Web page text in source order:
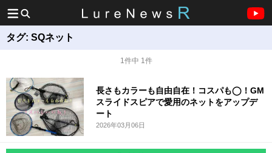
タグ: SQネット
1件中 1件
長さもカラーも自由自在！コスパも◯！GM
スライドスピアで愛用のネットをアップデ
ート
2026年03月06日